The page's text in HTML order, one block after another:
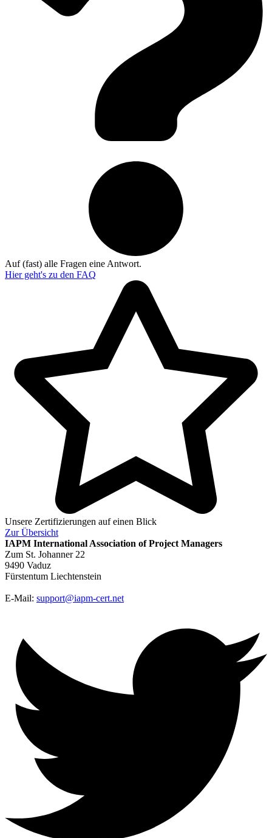
Auf (fast) alle Fragen eine Antwort.
Hier geht's zu den FAQ
Unsere Zertifizierungen auf einen Blick
ZurÜbersicht
IAPM International Association of Project Managers
Zum St. Johanner 22
9490 Vaduz
Fürstentum Liechtenstein
E-Mail: support@iapm-cert.net